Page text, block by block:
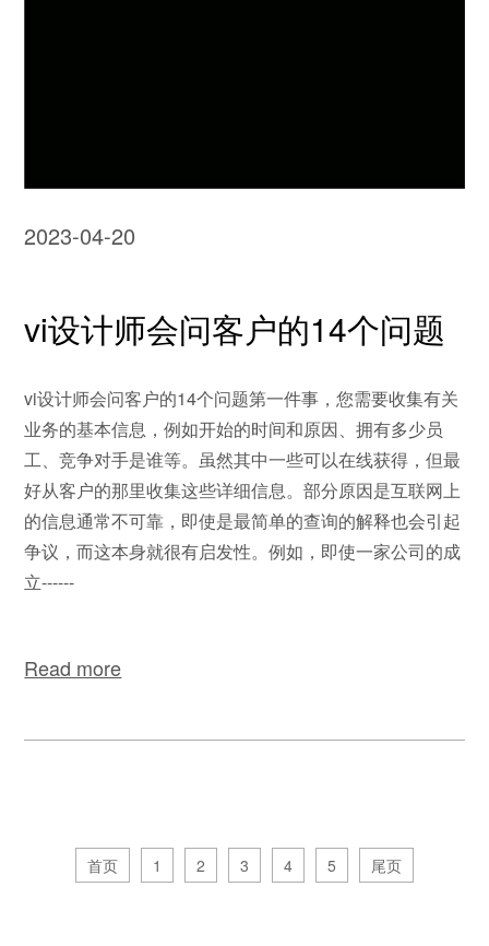
2023-04-20
vi设计师会问客户的14个问题
vi设计师会问客户的14个问题第一件事，您需要收集有关
业务的基本信息，例如开始的时间和原因、拥有多少员
工、竞争对手是谁等。虽然其中一些可以在线获得，但最
好从客户的那里收集这些详细信息。部分原因是互联网上
的信息通常不可靠，即使是最简单的查询的解释也会引起
争议，而这本身就很有启发性。例如，即使一家公司的成
立------
Read more
首页 1 2 3 4 5 尾页